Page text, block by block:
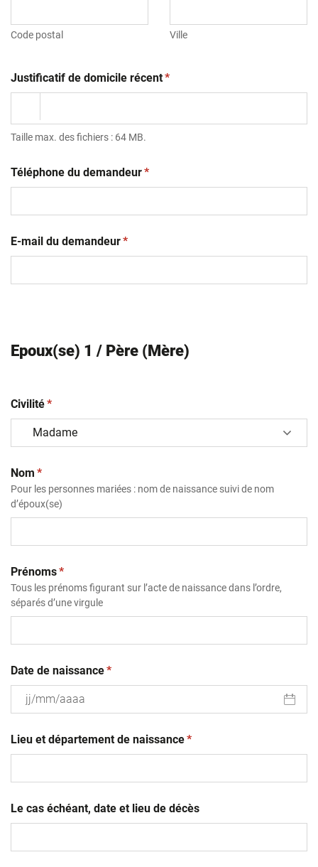
Code postal Ville
Justificatif de domicile récent(obligatoire)
*
Taille max. des fichiers : 64 MB.
Téléphone du demandeur(obligatoire)
*
E-mail du demandeur(obligatoire)
*
Epoux(se) 1 / Père (Mère)
Civilité(obligatoire)
*
Nom (obligatoire)
*
Pour les personnes mariées : nom de naissance suivi de nom
d’époux(se)
Prénoms(obligatoire)
*
Tous les prénoms figurant sur l’acte de naissance dans l’ordre,
séparés d’une virgule
Date de naissance(obligatoire)
*
slash
MM
Lieu et département de naissance(obligatoire)
*
Le cas échéant, date et lieu de décès